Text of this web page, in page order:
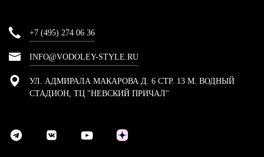
+7 (495) 274 06 36
INFO@VODOLEY-STYLE.RU
УЛ. АДМИРАЛА МАКАРОВА Д. 6 СТР. 13 М. ВОДНЫЙ
СТАДИОН, ТЦ "НЕВСКИЙ ПРИЧАЛ"